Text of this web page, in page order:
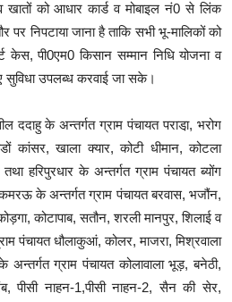
खातों को आधार कार्ड व मोबाइल नं0 से लिंक
पर निपटाया जाना है ताकि सभी भू-मालिकों को
केस, पी0एम0 किसान सम्मान निधि योजना व
सुविधा उपलब्ध करवाई जा सके।
ददाहु के अन्तर्गत ग्राम पंचायत पराडा़, भरोग
कांसर, खाला क्यार, कोटी धीमान, कोटला
हरिपुरधार के अन्तर्गत ग्राम पंचायत ब्योंग
के अन्तर्गत ग्राम पंचायत बरवास, भजौंन,
कोटापाब, सतौन, शरली मानपुर, शिलाई व
पंचायत धौलाकुआं, कोलर, माजरा, मिश्रवाला
ग्राम पंचायत कोलावाला भूड़, बनेठी,
पीसी नाहन-1,पीसी नाहन-2, सैन की सेर,